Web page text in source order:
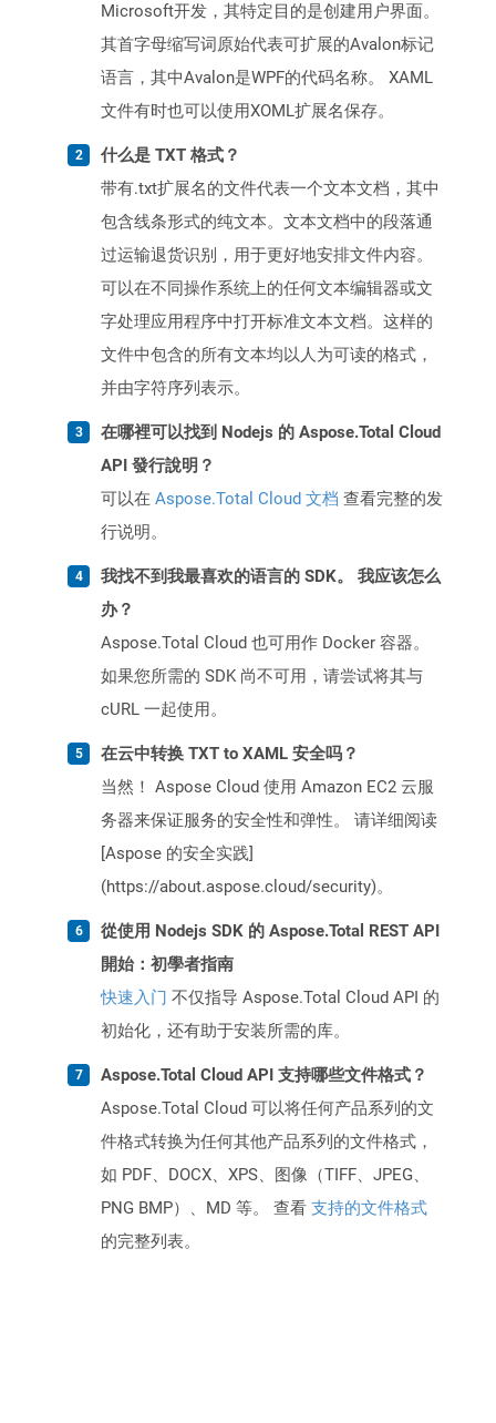
Microsoft开发，其特定目的是创建用户界面。
其首字母缩写词原始代表可扩展的Avalon标记
语言，其中Avalon是WPF的代码名称。 XAML
文件有时也可以使用XOML扩展名保存。
什么是 TXT 格式？
带有.txt扩展名的文件代表一个文本文档，其中
包含线条形式的纯文本。文本文档中的段落通
过运输退货识别，用于更好地安排文件内容。
可以在不同操作系统上的任何文本编辑器或文
字处理应用程序中打开标准文本文档。这样的
文件中包含的所有文本均以人为可读的格式，
并由字符序列表示。
在哪裡可以找到 Nodejs 的 Aspose.Total Cloud
API 發行說明？
可以在 Aspose.Total Cloud 文档 查看完整的发
行说明。
我找不到我最喜欢的语言的 SDK。 我应该怎么
办？
Aspose.Total Cloud 也可用作 Docker 容器。
如果您所需的 SDK 尚不可用，请尝试将其与
cURL 一起使用。
在云中转换 TXT to XAML 安全吗？
当然！ Aspose Cloud 使用 Amazon EC2 云服
务器来保证服务的安全性和弹性。 请详细阅读
[Aspose 的安全实践]
(https://about.aspose.cloud/security)。
從使用 Nodejs SDK 的 Aspose.Total REST API
開始：初學者指南
快速入门 不仅指导 Aspose.Total Cloud API 的
初始化，还有助于安装所需的库。
Aspose.Total Cloud API 支持哪些文件格式？
Aspose.Total Cloud 可以将任何产品系列的文
件格式转换为任何其他产品系列的文件格式，
如 PDF、DOCX、XPS、图像（TIFF、JPEG、
PNG BMP）、MD 等。 查看 支持的文件格式
的完整列表。